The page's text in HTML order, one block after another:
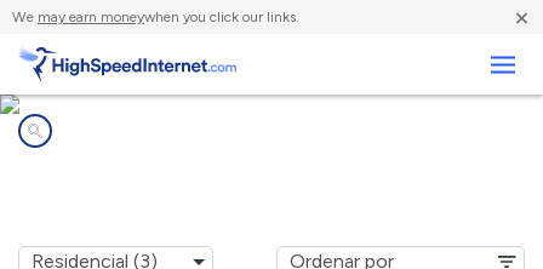
We may earn moneywhen you click our links. ×